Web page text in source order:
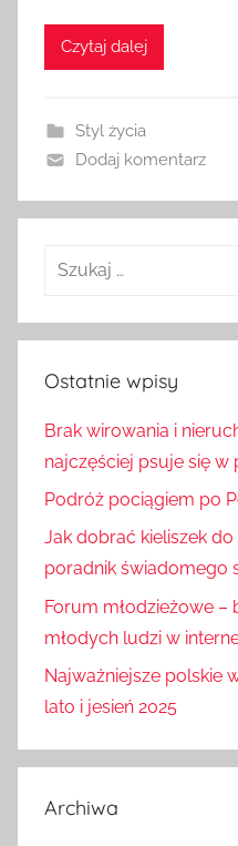
Czytaj dalej
Styl życia
Dodaj komentarz
Szukaj:
Ostatnie wpisy
Brak wirowania i
najczęściej psuje się w
Podróż pociągiem po
Jak dobrać kieliszek
poradnik świadomego
Forum młodzieżowe –
młodych ludzi w
Najważniejsze polskie
lato i jesień 2025
Archiwa